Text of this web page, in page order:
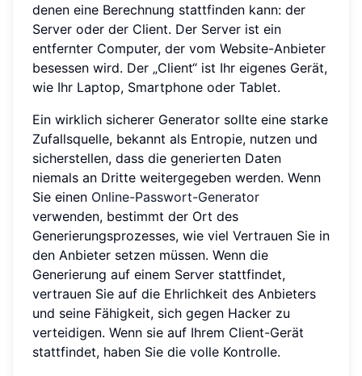
denen eine Berechnung stattfinden kann: der
Server oder der Client. Der Server ist ein
entfernter Computer, der vom Website-Anbieter
besessen wird. Der „Client“ ist Ihr eigenes Gerät,
wie Ihr Laptop, Smartphone oder Tablet.
Ein wirklich sicherer Generator sollte eine starke
Zufallsquelle, bekannt als Entropie, nutzen und
sicherstellen, dass die generierten Daten
niemals an Dritte weitergegeben werden. Wenn
Sie einen Online-Passwort-Generator
verwenden, bestimmt der Ort des
Generierungsprozesses, wie viel Vertrauen Sie in
den Anbieter setzen müssen. Wenn die
Generierung auf einem Server stattfindet,
vertrauen Sie auf die Ehrlichkeit des Anbieters
und seine Fähigkeit, sich gegen Hacker zu
verteidigen. Wenn sie auf Ihrem Client-Gerät
stattfindet, haben Sie die volle Kontrolle.